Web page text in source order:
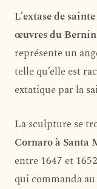
L’extase de
œuvres du Bernin
représente un
telle qu’elle est
extatique par la
La sculpture se
Cornaro à
entre 1647 et
qui commanda au